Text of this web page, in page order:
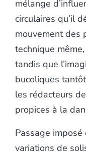
mélange
circulaires qu’il
mouvement des
technique
tandis que
bucoliques
les rédacteurs
propices à la
Passage imposé
variations de